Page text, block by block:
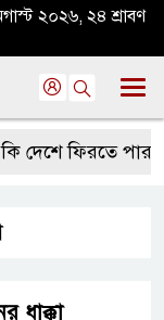
২০২৬, ২৪ শ্রাবণ
ফিরতে পারবেন?
ধাক্কা